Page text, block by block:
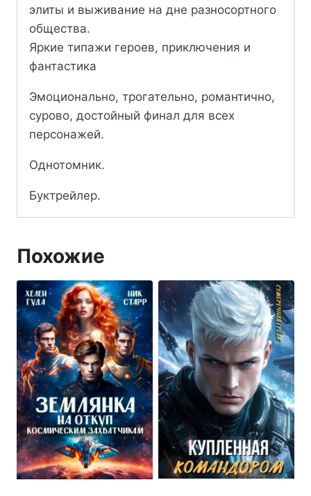
элиты и выживание на дне разносортного
общества.
Яркие типажи героев, приключения и
фантастика
Эмоционально, трогательно, романтично,
сурово, достойный финал для всех
персонажей.
Однотомник.
Буктрейлер.
Похожие